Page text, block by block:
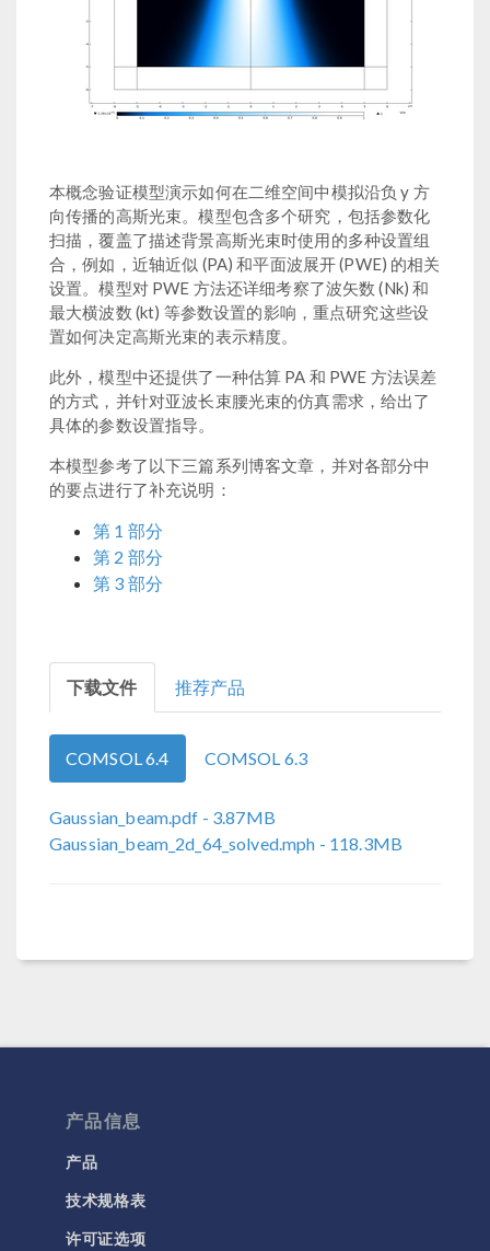
本概念验证模型演示如何在二维空间中模拟沿负 y 方
向传播的高斯光束。模型包含多个研究，包括参数化
扫描，覆盖了描述背景高斯光束时使用的多种设置组
合，例如，近轴近似 (PA) 和平面波展开 (PWE) 的相关
设置。模型对 PWE 方法还详细考察了波矢数 (Nk) 和
最大横波数 (kt) 等参数设置的影响，重点研究这些设
置如何决定高斯光束的表示精度。
此外，模型中还提供了一种估算 PA 和 PWE 方法误差
的方式，并针对亚波长束腰光束的仿真需求，给出了
具体的参数设置指导。
本模型参考了以下三篇系列博客文章，并对各部分中
的要点进行了补充说明：
第 1 部分
第 2 部分
第 3 部分
下载文件 推荐产品
COMSOL 6.4 COMSOL 6.3
Gaussian_beam.pdf - 3.87MB
Gaussian_beam_2d_64_solved.mph - 118.3MB
产品信息
产品
技术规格表
许可证选项